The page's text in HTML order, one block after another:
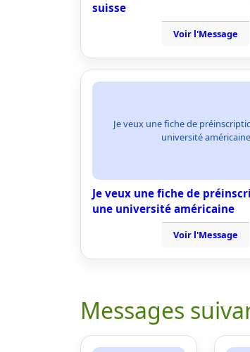
suisse
Voir l'Message
Je veux une fiche de
université américaine
Je veux une fiche de
une université américaine
Voir l'Message
Messages